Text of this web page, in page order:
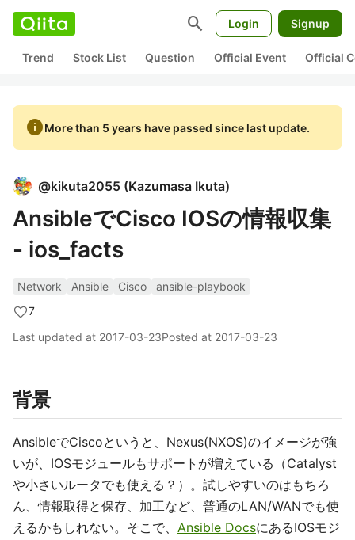
search Login Signup
Trend Stock List Question Official Event Official
infoMore than 5 years have passed since last update.
@kikuta2055 (Kazumasa Ikuta)
AnsibleでCisco IOSの情報収集
- ios_facts
Network Ansible Cisco
ansible-playbook
7
Last updated at 2017-03-23Posted at 2017-03-23
背景
AnsibleでCiscoというと、Nexus(NXOS)のイメージが強
いが、IOSモジュールもサポートが増えている（Catalyst
や小さいルータでも使える？）。試しやすいのはもちろ
ん、情報取得と保存、加工など、普通のLAN/WANでも使
えるかもしれない。そこで、 Ansible DocsにあるIOSモジ